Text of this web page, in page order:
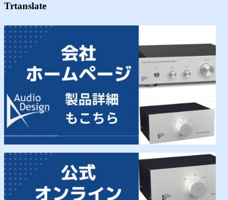
Trtanslate